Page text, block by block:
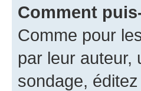
Comment
Comme pour
par leur auteur,
sondage,